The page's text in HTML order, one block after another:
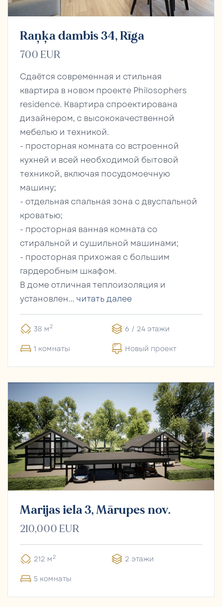
Raņķa dambis 34, Rīga
700 EUR
Сдаётся современная и стильная
квартира в новом проекте Philosophers
residence. Квартира спроектирована
дизайнером, с высококачественной
мебелью и техникой.
- просторная комната со встроенной
кухней и всей необходимой бытовой
техникой, включая посудомоечную
машину;
- отдельная спальная зона с двуспальной
кроватью;
- просторная ванная комната со
стиральной и сушильной машинами;
- просторная прихожая с большим
гардеробным шкафом.
В доме отличная теплоизоляция и
установлен... читать далее
38 м2
6 / 24 этажи
1 комнаты
Новый проект
Marijas iela 3, Mārupes nov.
210,000 EUR
212 м2
2 этажи
5 комнаты